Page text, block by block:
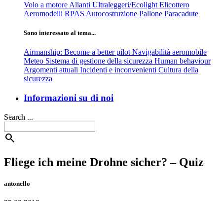
Volo a motore Alianti Ultraleggeri/Ecolight Elicottero
Aeromodelli RPAS Autocostruzione Pallone Paracadute
Sono interessato al tema...
Airmanship: Become a better pilot Navigabilità aeromobile
Meteo Sistema di gestione della sicurezza Human behaviour
Argomenti attuali Incidenti e inconvenienti Cultura della
sicurezza
Informazioni su di noi
Search ...
search
Fliege ich meine Drohne sicher? – Quiz
antonello